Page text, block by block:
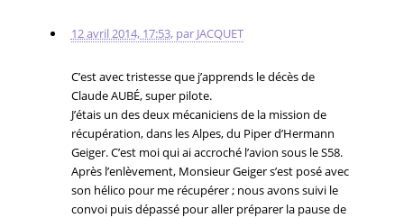
12 avril 2014, 17:53, par JACQUET
C’est avec tristesse que j’apprends le décès de
Claude AUBÉ, super pilote.
J’étais un des deux mécaniciens de la mission de
récupération, dans les Alpes, du Piper d’Hermann
Geiger. C’est moi qui ai accroché l’avion sous le S58.
Après l’enlèvement, Monsieur Geiger s’est posé avec
son hélico pour me récupérer ; nous avons suivi le
convoi puis dépassé pour aller préparer la pause de